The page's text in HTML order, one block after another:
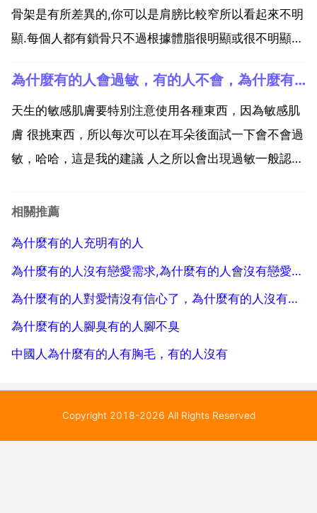
因中只要帶...
骨架是有所差異的,你可以是肩膀比較窄所以看起來不明
顯.每個人都有鎖骨只不過根據體脂很明顯或很不明顯
畸形。為什麼有的人的鎖骨是一字型,而有的人的不是
呢?有的人鎖骨是一字醒沒有的人 不是就是因為肩是平
的...
為什麼有的人會過敏，有的人不會，為什麼有的人會對東西過敏,我對什麼東西都不過敏，我家裡人也幾乎都
天生的敏感肌膚要特別注意使用各種東西，因為敏感肌
膚 很挑東西，所以每次可以在耳朵後面試一下會不會過
敏，哈哈，這是我的建議 人之所以會出現過敏一般認為
個遺傳的素質就是來自於父母的基因所導致的。我們大
相關推薦
為什麼有的人充明有的人
為什麼有的人沒有戀愛需求,為什麼有的人會沒有戀愛需求
為什麼有的人對愛情沒有信心了，為什麼有的人沒有戀愛需求？
為什麼有的人腳臭有的人腳不臭
中國人為什麼有的人有胸毛，有的人沒有
Copyright 2018-2026 All Rights Reserved